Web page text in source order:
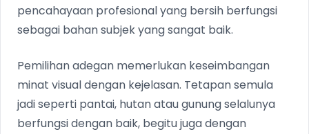
pencahayaan profesional yang bersih berfungsi
sebagai bahan subjek yang sangat baik.
Pemilihan adegan memerlukan keseimbangan
minat visual dengan kejelasan. Tetapan semula
jadi seperti pantai, hutan atau gunung selalunya
berfungsi dengan baik, begitu juga dengan